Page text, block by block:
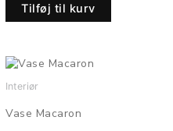
Tilføj til kurv
Interiør
Vase Macaron